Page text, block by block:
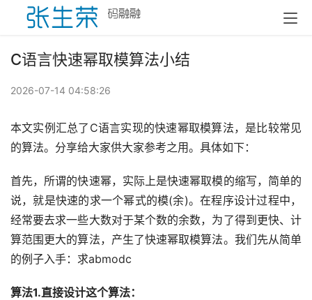
C语言快速幂取模算法小结
2026-07-14 04:58:26
本文实例汇总了C语言实现的快速幂取模算法，是比较常见
的算法。分享给大家供大家参考之用。具体如下：
首先，所谓的快速幂，实际上是快速幂取模的缩写，简单的
说，就是快速的求一个幂式的模(余)。在程序设计过程中，
经常要去求一些大数对于某个数的余数，为了得到更快、计
算范围更大的算法，产生了快速幂取模算法。我们先从简单
的例子入手：求abmodc
算法1.直接设计这个算法：